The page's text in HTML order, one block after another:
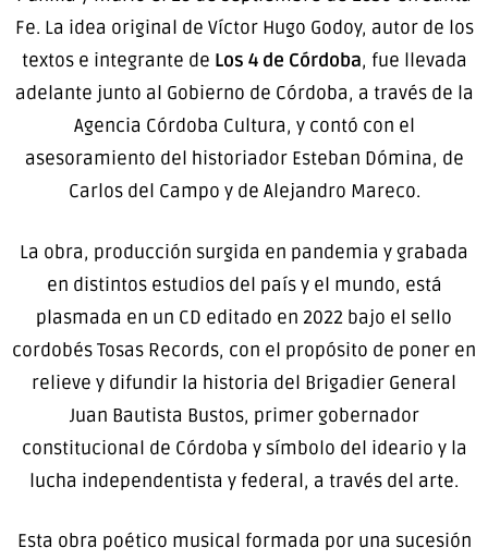
Fe. La idea original de Víctor Hugo Godoy, autor de los
textos e integrante de Los 4 de Córdoba, fue llevada
adelante junto al Gobierno de Córdoba, a través de la
Agencia Córdoba Cultura, y contó con el
asesoramiento del historiador Esteban Dómina, de
Carlos del Campo y de Alejandro Mareco.
La obra, producción surgida en pandemia y grabada
en distintos estudios del país y el mundo, está
plasmada en un CD editado en 2022 bajo el sello
cordobés Tosas Records, con el propósito de poner en
relieve y difundir la historia del Brigadier General
Juan Bautista Bustos, primer gobernador
constitucional de Córdoba y símbolo del ideario y la
lucha independentista y federal, a través del arte.
Esta obra poético musical formada por una sucesión